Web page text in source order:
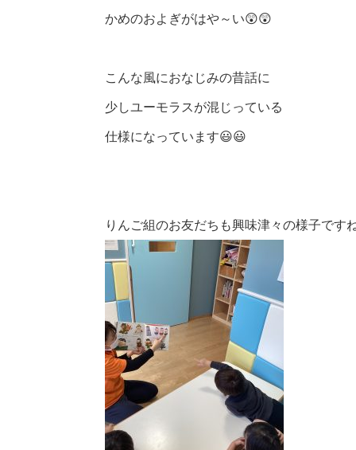
かめのおよぎがはや～い😲😲
こんな風におなじみの昔話に
少しユーモラスが混じっている
仕様になっています😃😃
りんご組のお友だちも興味津々の様子です